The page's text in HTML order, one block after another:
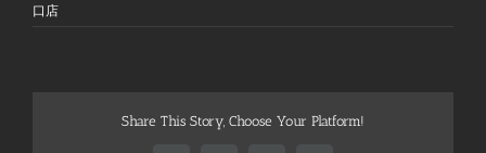
口店
Share This Story, Choose Your Platform!